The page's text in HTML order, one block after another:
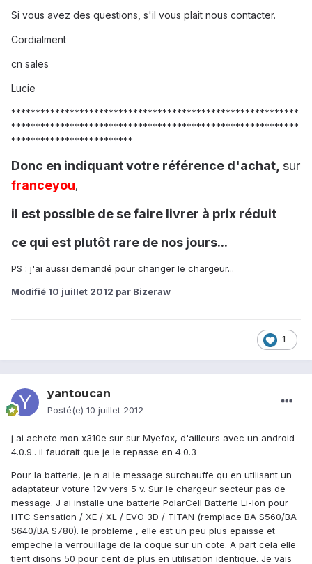
Si vous avez des questions, s'il vous plait nous contacter.
Cordialment
cn sales
Lucie
***********************************************************
***********************************************************
*************************
Donc en indiquant votre référence d'achat, sur
franceyou,
il est possible de se faire livrer à prix réduit
ce qui est plutôt rare de nos jours...
PS : j'ai aussi demandé pour changer le chargeur...
Modifié 10 juillet 2012 par Bizeraw
1
yantoucan
Posté(e) 10 juillet 2012
j ai achete mon x310e sur sur Myefox, d'ailleurs avec un android
4.0.9.. il faudrait que je le repasse en 4.0.3
Pour la batterie, je n ai le message surchauffe qu en utilisant un
adaptateur voture 12v vers 5 v. Sur le chargeur secteur pas de
message. J ai installe une batterie PolarCell Batterie Li-Ion pour
HTC Sensation / XE / XL / EVO 3D / TITAN (remplace BA S560/BA
S640/BA S780). le probleme , elle est un peu plus epaisse et
empeche la verrouillage de la coque sur un cote. A part cela elle
tient disons 50 pour cent de plus en utilisation identique. Je vais